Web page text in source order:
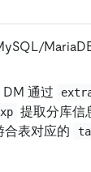
通过
提取分库信
合表对应的